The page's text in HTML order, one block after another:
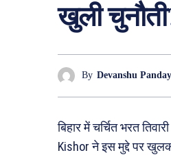
खुली
By Devanshu Panday
बिहार में चर्चित भरत
Kishor ने इस मुद्दे पर